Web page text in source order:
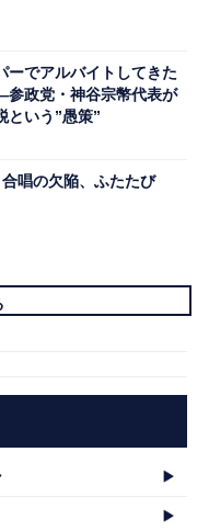
ーでアルバイトしてきた
政党・神谷宗幣代表が
という”愚策”
唱の欠陥、ふたたび